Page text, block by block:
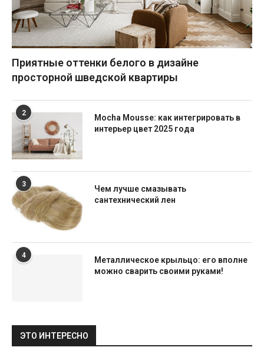
Приятные оттенки белого в дизайне
просторной шведской квартиры
2
Mocha Mousse: как интегрировать в
интерьер цвет 2025 года
3
Чем лучше смазывать
сантехнический лен
4
Металлическое крыльцо: его вполне
можно сварить своими руками!
ЭТО ИНТЕРЕСНО